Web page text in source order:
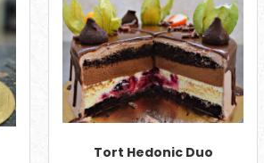
Tort Hedonic Duo